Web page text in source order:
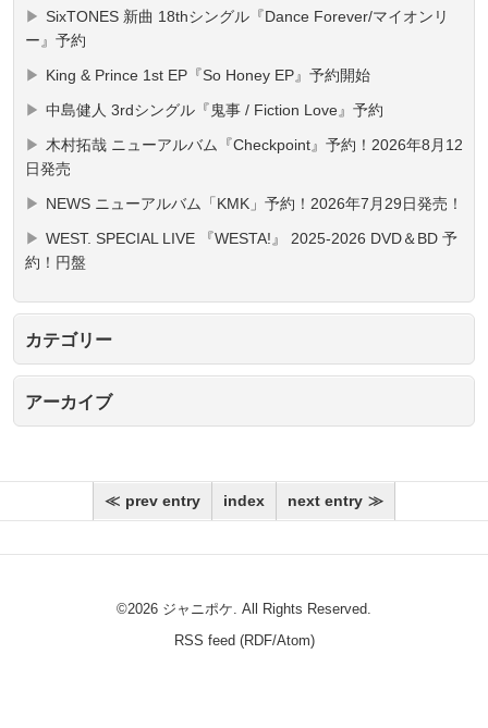
SixTONES 新曲 18thシングル『Dance Forever/マイオンリ
ー』予約
King & Prince 1st EP『So Honey EP』予約開始
中島健人 3rdシングル『鬼事 / Fiction Love』予約
木村拓哉 ニューアルバム『Checkpoint』予約！2026年8月12
日発売
NEWS ニューアルバム「KMK」予約！2026年7月29日発売！
WEST. SPECIAL LIVE 『WESTA!』 2025-2026 DVD＆BD 予
約！円盤
カテゴリー
アーカイブ
prev entry index next entry
©2026 ジャニポケ. All Rights Reserved.
RSS feed (RDF/Atom)